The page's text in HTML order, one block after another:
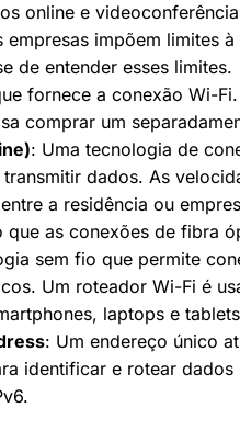
online e
empresas impõem limites
de entender esses limites.
fornece a conexão Wi-
comprar um
: Uma tecnologia de
dados. As
a residência ou
que as conexões de fibra
sem fio que permite
Um roteador Wi-Fi é
laptops e
: Um endereço único
identificar e rotear